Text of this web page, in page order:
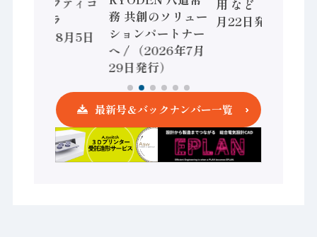
ントローラ
（2026年8月5日
務 共創のソリュー
ションパートナー
へ / （2026年7月
29日発行）
用 など（2026年7
月22日発行）
最新号＆バックナンバー一覧